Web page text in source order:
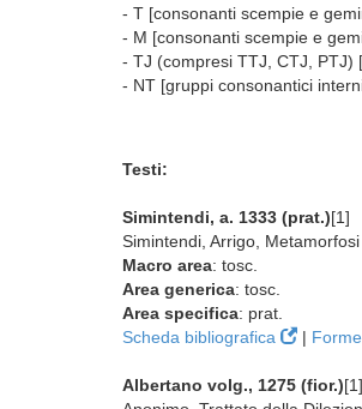
- T [consonanti scempie e
- M [consonanti scempie e
- TJ (compresi TTJ, CTJ, PTJ)
- NT [gruppi consonantici
Testi:
Simintendi, a. 1333 (prat.)[1]
Simintendi, Arrigo,
Macro area: tosc.
Area generica: tosc.
Area specifica: prat.
Scheda bibliografica
| Forme
Albertano volg., 1275 (fior.)[1]